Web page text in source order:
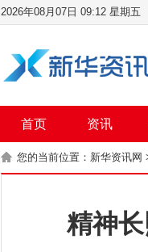
2026年08月07日 09:12 星期五
首页 资讯
您的当前位置： 新华资讯网
精神